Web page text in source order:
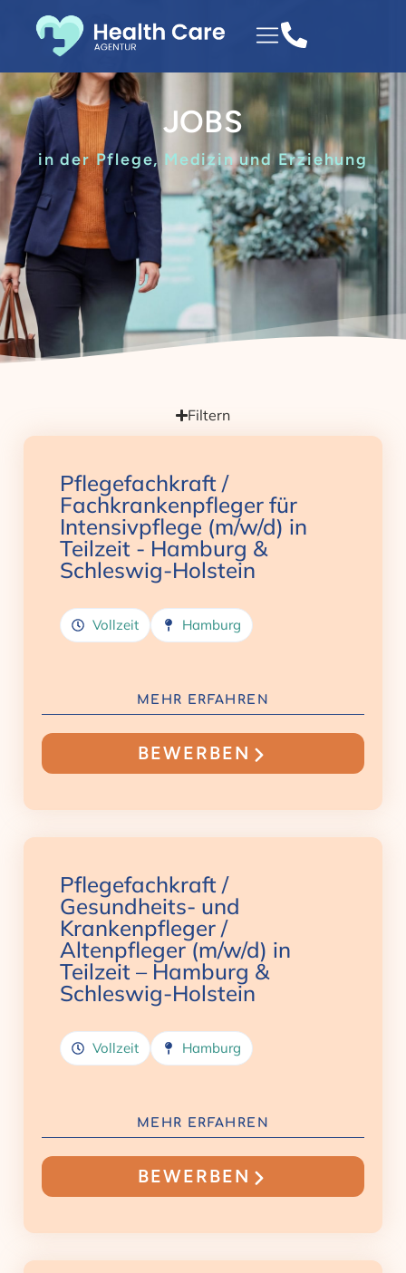
JOBS
in der Pflege, Medizin und Erziehung
Filtern
Pflegefachkraft /
Fachkrankenpfleger für
Intensivpflege (m/w/d) in
Teilzeit - Hamburg &
Schleswig-Holstein
Vollzeit Hamburg
MEHR ERFAHREN
BEWERBEN
Pflegefachkraft /
Gesundheits- und
Krankenpfleger /
Altenpfleger (m/w/d) in
Teilzeit – Hamburg &
Schleswig-Holstein
Vollzeit Hamburg
MEHR ERFAHREN
BEWERBEN